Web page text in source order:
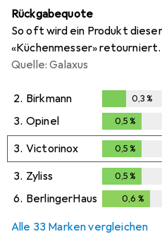
Rückgabequote
So oft wird ein Produkt
«Küchenmesser» retourniert.
Quelle: Galaxus
2. Birkmann
0,3%
0,3%
3. Opinel 0,5 %
3. Victorinox 0,5 %
3. Zyliss 0,5 %
6. BerlingerHaus 0,6 %
Alle 33 Marken vergleichen